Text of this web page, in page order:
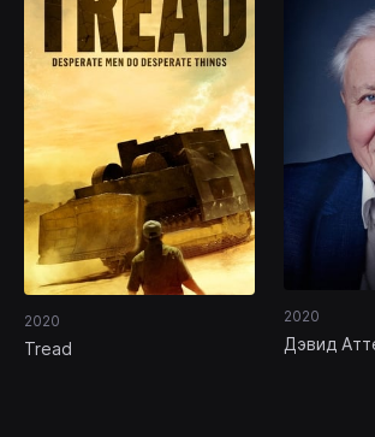
2020
Tread
2020
Дэвид